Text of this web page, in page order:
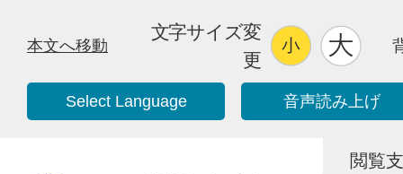
本文へ移動
文字サイズ変
更
Select Language 音声読み上げ
閲覧